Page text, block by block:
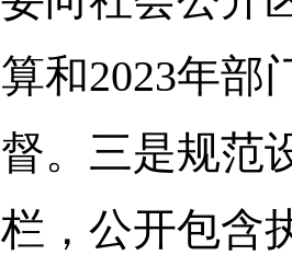
算和2023年部
督。三是规范
栏，公开包含